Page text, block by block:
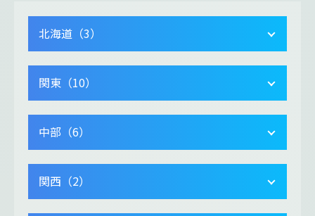
北海道（3）
関東（10）
中部（6）
関西（2）